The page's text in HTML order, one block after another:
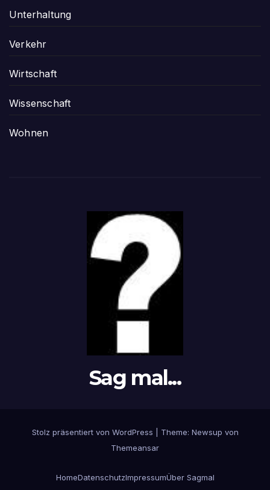
Unterhaltung
Verkehr
Wirtschaft
Wissenschaft
Wohnen
Sag mal...
Stolz präsentiert von WordPress
Theme: Newsup von
Themeansar
HomeDatenschutzImpressumÜber Sagmal